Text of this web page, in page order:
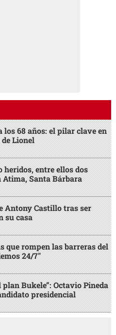
los 68 años: el pilar clave en
Lionel
heridos, entre ellos dos
Atima, Santa Bárbara
Antony Castillo tras ser
su casa
que rompen las barreras del
24/7"
Bukele”: Octavio Pineda
presidencial